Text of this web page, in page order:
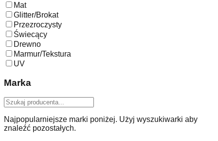
Mat
Glitter/Brokat
Przezroczysty
Świecący
Drewno
Marmur/Tekstura
UV
Marka
Najpopularniejsze marki poniżej. Użyj wyszukiwarki aby
znaleźć pozostałych.